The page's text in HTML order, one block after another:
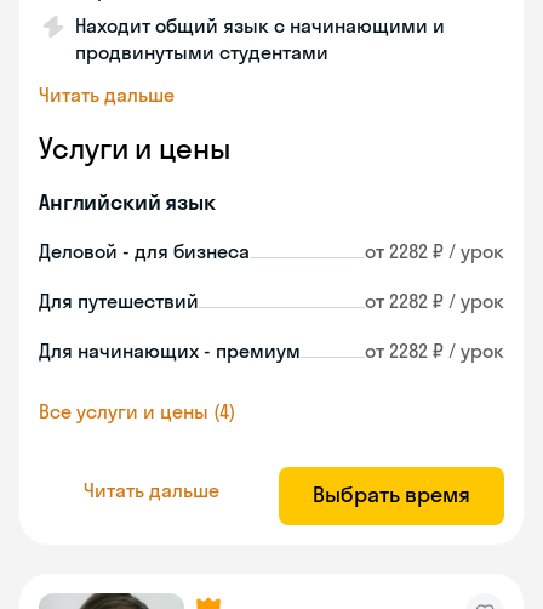
Находит общий язык с начинающими и
продвинутыми студентами
Читать дальше
Услуги и цены
Английский язык
Деловой - для бизнеса от 2282 ₽ / урок
Для путешествий от 2282 ₽ / урок
Для начинающих - премиум от 2282 ₽ / урок
Все услуги и цены (4)
Читать дальше Выбрать время